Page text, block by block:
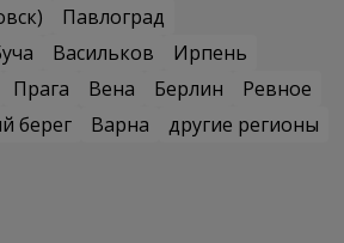
Павлоград
Васильков
Ирпень
Прага Вена Берлин
Ревное
берег Варна
другие регионы